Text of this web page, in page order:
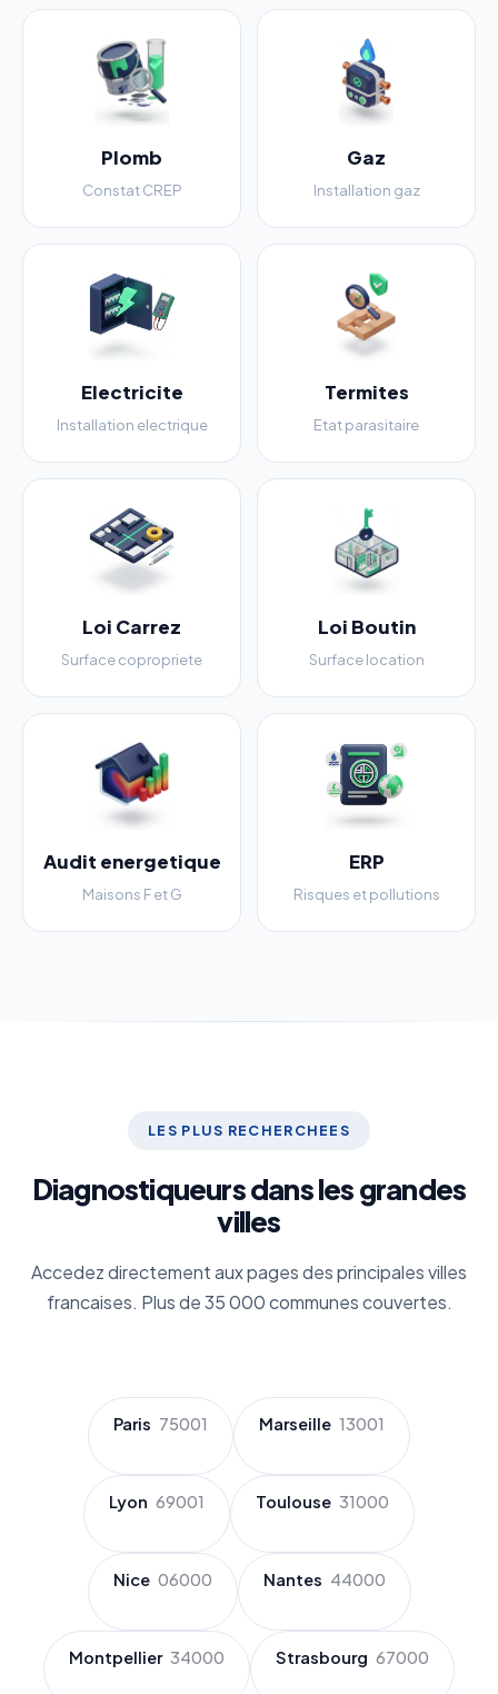
Plomb
Constat CREP
Gaz
Installation gaz
Electricite
Installation electrique
Termites
Etat parasitaire
Loi Carrez
Surface copropriete
Loi Boutin
Surface location
Audit energetique
Maisons F et G
ERP
Risques et pollutions
LES PLUS RECHERCHEES
Diagnostiqueurs dans les grandes
villes
Accedez directement aux pages des principales villes
francaises. Plus de 35 000 communes couvertes.
Paris 75001 Marseille 13001
Lyon 69001 Toulouse 31000
Nice 06000 Nantes 44000
Montpellier 34000 Strasbourg 67000